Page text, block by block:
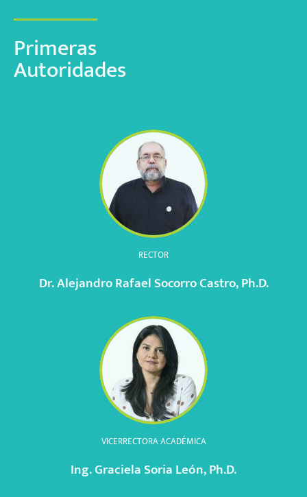
Primeras
Autoridades
RECTOR
Dr. Alejandro Rafael Socorro Castro, Ph.D.
VICERRECTORA ACADÉMICA
Ing. Graciela Soria León, Ph.D.